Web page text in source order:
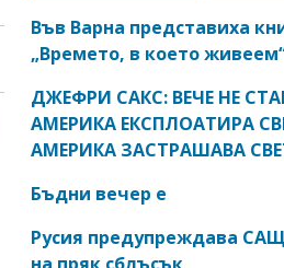
Във Варна представиха
„Времето, в което
ДЖЕФРИ САКС: ВЕЧЕ НЕ
АМЕРИКА ЕКСПЛОАТИРА
АМЕРИКА ЗАСТРАШАВА
Бъдни вечер е
Русия предупреждава
на пряк сблъсък